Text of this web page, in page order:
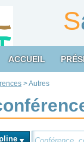
S
ACCUEIL
> Autres